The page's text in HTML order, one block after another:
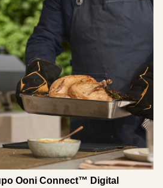
Ooni Connect™ Digital